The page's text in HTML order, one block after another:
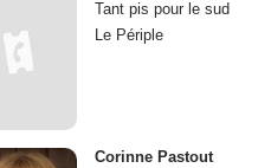
Tant pis pour le sud
Le Périple
Corinne Pastout